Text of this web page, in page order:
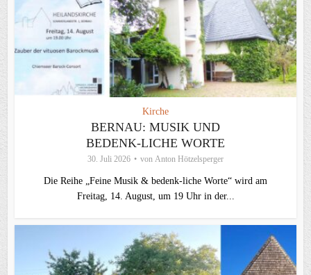
Kirche
BERNAU: MUSIK UND
BEDENK-LICHE WORTE
30. Juli 2026 von Anton Hötzelsperger
Die Reihe „Feine Musik & bedenk-liche Worte“ wird am
Freitag, 14. August, um 19 Uhr in der...